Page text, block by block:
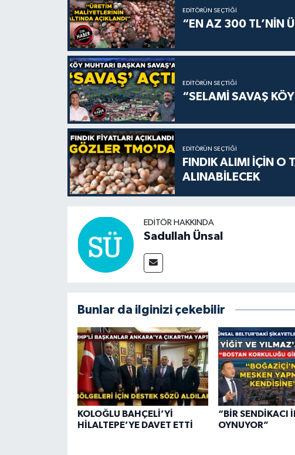
EDITÖRÜN SEÇTIĞI
“EN AZ 300 TL’NİN
EDITÖRÜN SEÇTIĞI
“SELAMİ SAVAŞ
EDITÖRÜN SEÇTIĞI
FINDIK ALIMI İÇİN O
ALINABİLECEK
EDITÖR HAKKINDA
Sadullah Ünsal
Bunlar da ilginizi çekebilir
KOLOĞLU BAHÇELİ’Yİ
HİLALTEPE’YE DAVET ETTİ
“BİR SENDİKACI
OYNUYOR”